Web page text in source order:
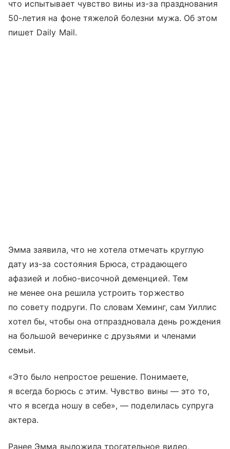
что испытывает чувство вины из-за празднования
50-летия на фоне тяжелой болезни мужа. Об этом
пишет Daily Mail.
Эмма заявила, что не хотела отмечать круглую
дату из-за состояния Брюса, страдающего
афазией и лобно-височной деменцией. Тем
не менее она решила устроить торжество
по совету подруги. По словам Хеминг, сам Уиллис
хотел бы, чтобы она отпраздновала день рождения
на большой вечеринке с друзьями и членами
семьи.
«Это было непростое решение. Понимаете,
я всегда борюсь с этим. Чувство вины — это то,
что я всегда ношу в себе», — поделилась супруга
актера.
Ранее Эмма выложила трогательное видео,